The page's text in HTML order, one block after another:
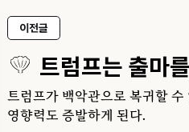
이전글
트럼프는 출마
트럼프가 백악관으로 복귀할
영향력도 증발하게 된다.